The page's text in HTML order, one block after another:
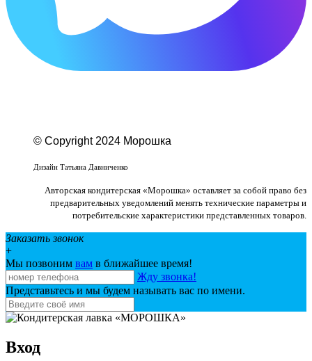
© Copyright 2024 Морошка
Дизайн Татьяна Давниченко
Авторская кондитерская «Морошка» оставляет за собой право без
предварительных уведомлений менять технические параметры и
потребительские характеристики представленных товаров.
Заказать звонок
+
Мы позвоним вам в ближайшее время!
Жду звонка!
Представьтесь и мы будем называть вас по имени.
Вход